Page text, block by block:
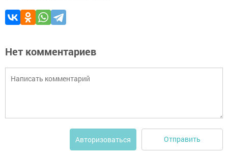
Нет комментариев
Авторизоваться Отправить